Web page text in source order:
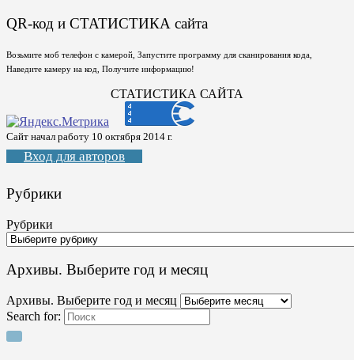
QR-код и СТАТИСТИКА сайта
Возьмите моб телефон с камерой, Запустите программу для сканирования кода,
Наведите камеру на код, Получите информацию!
СТАТИСТИКА САЙТА
Сайт начал работу 10 октября 2014 г.
Вход для авторов
Рубрики
Рубрики
Архивы. Выберите год и месяц
Архивы. Выберите год и месяц
Search for: